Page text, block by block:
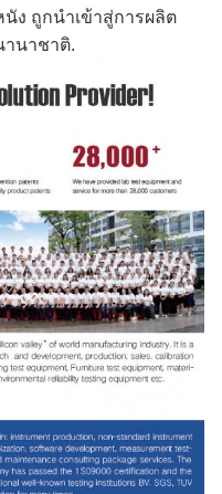
ง ถูกนําเข้าสู่การผลิต
านาชาติ.